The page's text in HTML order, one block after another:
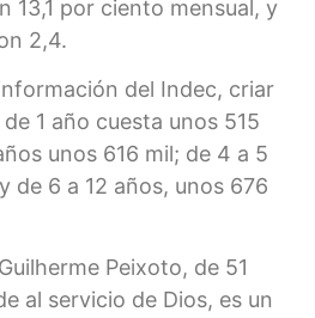
13,1 por ciento mensual, y
2,4.
del Indec, criar
1 año cuesta unos 515
unos 616 mil; de 4 a 5
de 6 a 12 años, unos 676
Peixoto, de 51
al servicio de Dios, es un